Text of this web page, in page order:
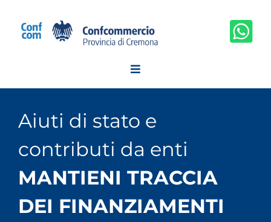
contenuto
Aiuti di stato e
contributi da enti
MANTIENI TRACCIA
DEI FINANZIAMENTI